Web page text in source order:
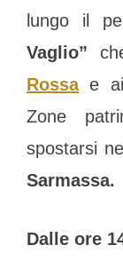
lungo il
Vaglio”
Rossae
Zone
spostarsi
Sarmassa.
Dalle ore